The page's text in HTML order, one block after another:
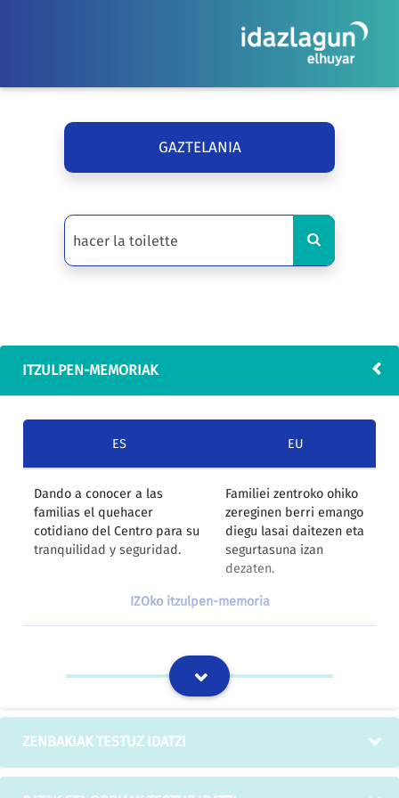
GAZTELANIA
ITZULPEN-MEMORIAK
ES EU
Dando a conocer a las
familias el quehacer
cotidiano del Centro para su
tranquilidad y seguridad.
Familiei zentroko ohiko
zereginen berri emango
diegu lasai daitezen eta
segurtasuna izan
dezaten.
IZOko itzulpen-memoria
de despedirse de sus hijos y
de explicarles a dónde van,
agurtzeak eta nora
doazen, zer egingo
ZENBAKIAK TESTUZ IDATZI